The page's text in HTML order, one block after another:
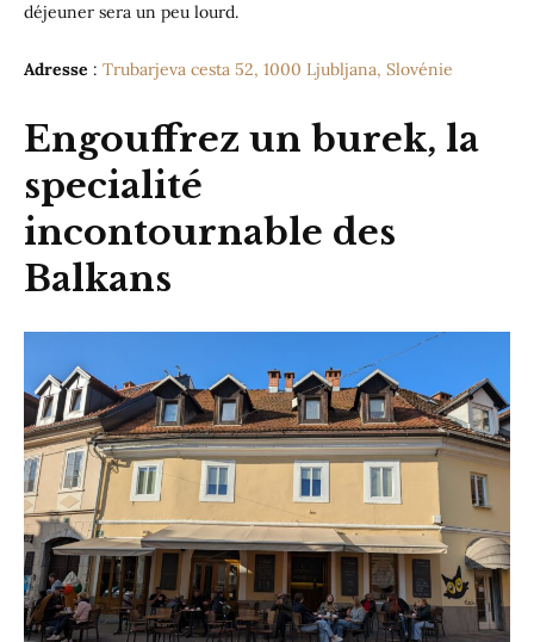
déjeuner sera un peu lourd.
Adresse : Trubarjeva cesta 52, 1000 Ljubljana, Slovénie
Engouffrez un burek, la
specialité
incontournable des
Balkans